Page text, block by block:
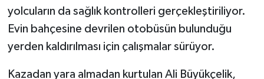
yolcuların da sağlık kontrolleri gerçekleştiriliyor.
Evin bahçesine devrilen otobüsün bulunduğu
yerden kaldırılması için çalışmalar sürüyor.
Kazadan yara almadan kurtulan Ali Büyükçelik,